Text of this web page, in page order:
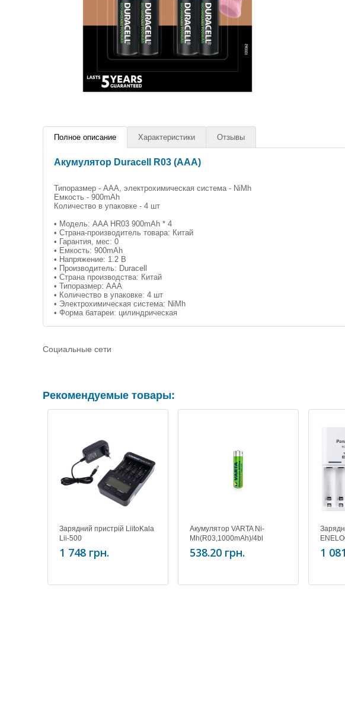
Полное описание Характеристики Отзывы
Акумулятор Duracell R03 (AAA)
Типоразмер - AAA, электрохимическая система - NiMh
Емкость - 900mAh
Количество в упаковке - 4 шт
• Модель: AAA HR03 900mAh * 4
• Страна-производитель товара: Китай
• Гарантия, мес: 0
• Емкость: 900mAh
• Напряжение: 1.2 В
• Производитель: Duracell
• Страна производства: Китай
• Типоразмер: AAA
• Количество в упаковке: 4 шт
• Электрохимическая система: NiMh
• Форма батареи: цилиндрическая
Социальные сети
Рекомендуемые товары:
Зарядний пристрій LiitoKala
Lii-500
1 748 грн.
Акумулятор VARTA Ni-
Mh(R03,1000mAh)/4bl
(READY 2 USE)
538.20 грн. 1